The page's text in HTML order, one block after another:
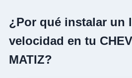
¿Por qué instalar un
velocidad en tu
MATIZ?